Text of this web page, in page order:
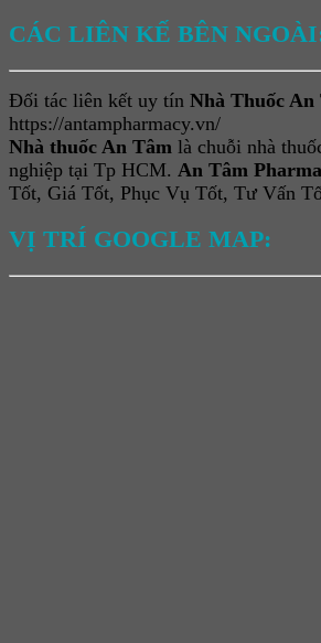
CÁC LIÊN KẾ BÊN
Đối tác liên kết uy tín Nhà Thuốc An
https://antampharmacy.vn/
Nhà thuốc An Tâm là chuỗi nhà
nghiệp tại Tp HCM. An Tâm
Tốt, Giá Tốt, Phục Vụ Tốt, Tư Vấn
VỊ TRÍ GOOGLE MAP: